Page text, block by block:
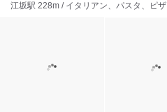
江坂駅 228m / イタリアン、パスタ、ピザ